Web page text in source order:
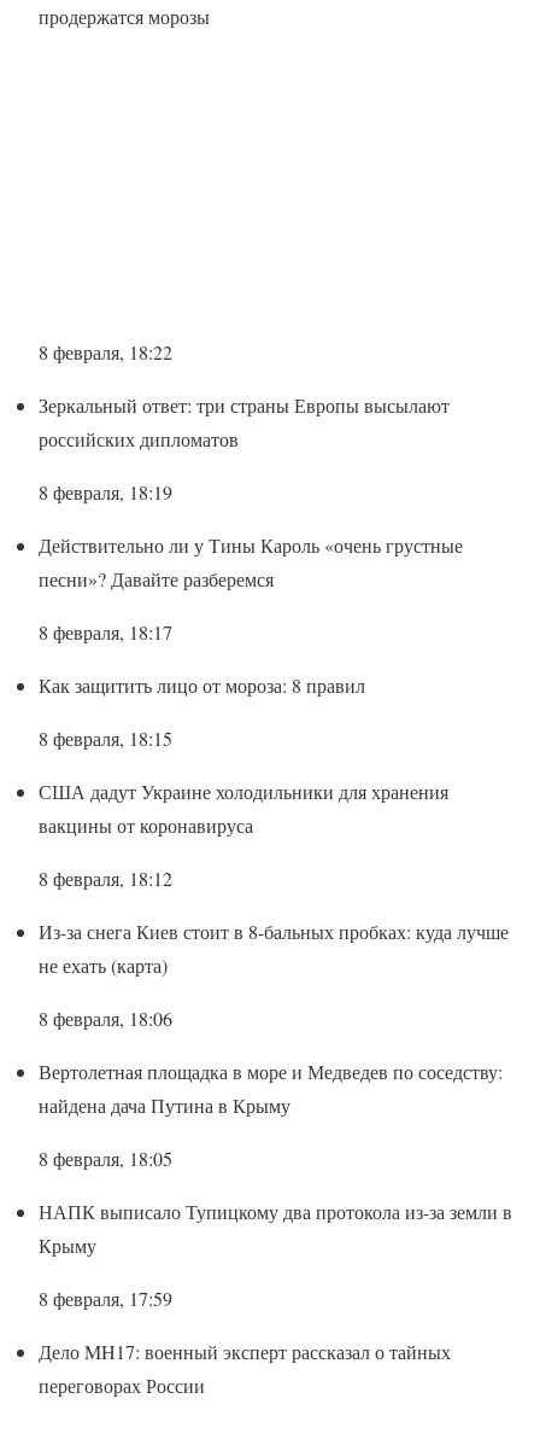
продержатся морозы
8 февраля, 18:22
Зеркальный ответ: три страны Европы высылают
российских дипломатов
8 февраля, 18:19
Действительно ли у Тины Кароль «очень грустные
песни»? Давайте разберемся
8 февраля, 18:17
Как защитить лицо от мороза: 8 правил
8 февраля, 18:15
США дадут Украине холодильники для хранения
вакцины от коронавируса
8 февраля, 18:12
Из-за снега Киев стоит в 8-бальных пробках: куда лучше
не ехать (карта)
8 февраля, 18:06
Вертолетная площадка в море и Медведев по соседству:
найдена дача Путина в Крыму
8 февраля, 18:05
НАПК выписало Тупицкому два протокола из-за земли в
Крыму
8 февраля, 17:59
Дело MH17: военный эксперт рассказал о тайных
переговорах России